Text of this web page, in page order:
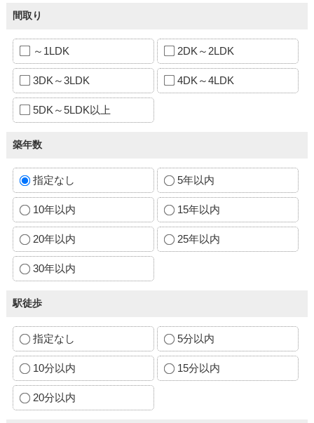
間取り
～1LDK 2DK～2LDK
3DK～3LDK 4DK～4LDK
5DK～5LDK以上
築年数
指定なし 5年以内
10年以内 15年以内
20年以内 25年以内
30年以内
駅徒歩
指定なし 5分以内
10分以内 15分以内
20分以内